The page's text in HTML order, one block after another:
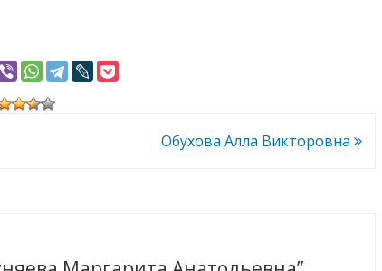
Обухова Алла Викторовна